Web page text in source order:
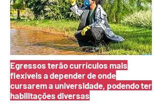
Egressos terão currículos mais
flexíveis a depender de onde
cursarem a universidade, podendo ter
habilitações diversas